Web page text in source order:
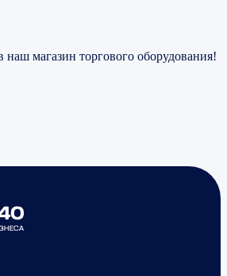
наш магазин торгового оборудования!